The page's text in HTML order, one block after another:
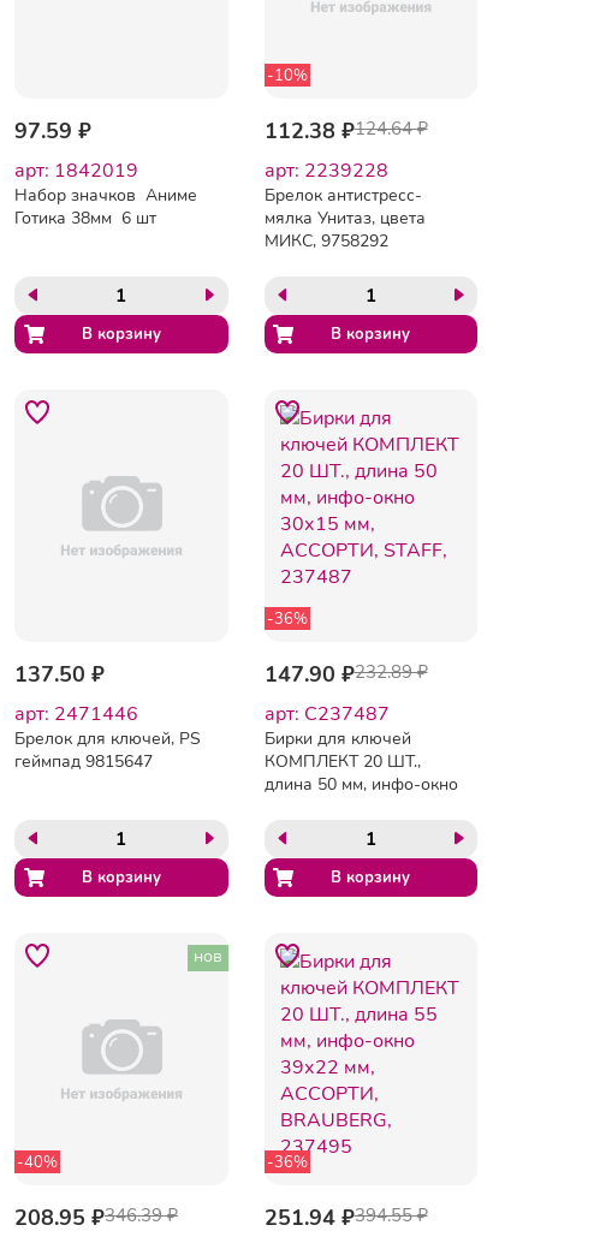
97.59 ₽
арт: 1842019
Набор значков Аниме
Готика 38мм 6 шт
-10%
112.38 ₽124.64 ₽
арт: 2239228
Брелок антистресс-
мялка Унитаз, цвета
МИКС, 9758292
137.50 ₽
арт: 2471446
Брелок для ключей, PS
геймпад 9815647
-36%
147.90 ₽232.89 ₽
арт: C237487
Бирки для ключей
КОМПЛЕКТ 20 ШТ.,
длина 50 мм, инфо-окно
STAFF, 237487
-40%
нов
208.95 ₽346.39 ₽
-36%
251.94 ₽394.55 ₽